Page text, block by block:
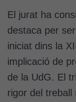
El jurat ha
destaca per
iniciat dins la
implicació de
de la UdG. El
rigor del treball